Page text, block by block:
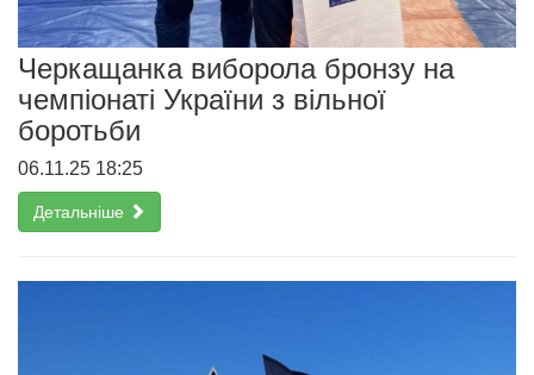
Черкащанка виборола бронзу на
чемпіонаті України з вільної
боротьби
06.11.25 18:25
Детальніше